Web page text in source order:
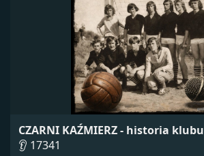
CZARNI KAŹMIERZ - historia klubu
👂 17341